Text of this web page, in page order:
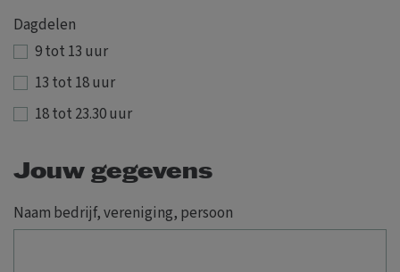
Dagdelen
9 tot 13 uur
13 tot 18 uur
18 tot 23.30 uur
Jouw gegevens
Naam bedrijf, vereniging, persoon